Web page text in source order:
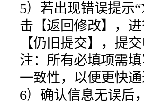
5）若出现错误提示
击【返回修改】，
【仍旧提交】，提交
注：所有必填项需
一致性，以便更快通
6）确认信息无误后